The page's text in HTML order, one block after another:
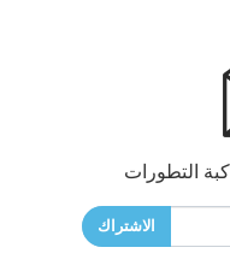
التطورات
الاشتراك